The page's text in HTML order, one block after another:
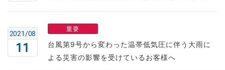
11
2021/08
重要
台風第9号から変わった温帯低気圧に伴う大雨に
よる災害の影響を受けているお客様へ